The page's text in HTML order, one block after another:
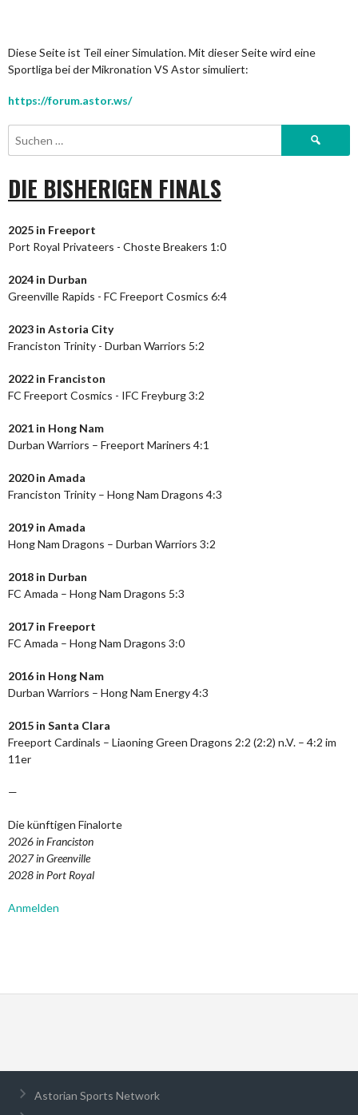
Diese Seite ist Teil einer Simulation. Mit dieser Seite wird eine
Sportliga bei der Mikronation VS Astor simuliert:
https://forum.astor.ws/
Suchen
DIE BISHERIGEN FINALS
2025 in Freeport
Port Royal Privateers - Choste Breakers 1:0
2024 in Durban
Greenville Rapids - FC Freeport Cosmics 6:4
2023 in Astoria City
Franciston Trinity - Durban Warriors 5:2
2022 in Franciston
FC Freeport Cosmics - IFC Freyburg 3:2
2021 in Hong Nam
Durban Warriors – Freeport Mariners 4:1
2020 in Amada
Franciston Trinity – Hong Nam Dragons 4:3
2019 in Amada
Hong Nam Dragons – Durban Warriors 3:2
2018 in Durban
FC Amada – Hong Nam Dragons 5:3
2017 in Freeport
FC Amada – Hong Nam Dragons 3:0
2016 in Hong Nam
Durban Warriors – Hong Nam Energy 4:3
2015 in Santa Clara
Freeport Cardinals – Liaoning Green Dragons 2:2 (2:2) n.V. – 4:2 im
11er
—
Die künftigen Finalorte
2026 in Franciston
2027 in Greenville
2028 in Port Royal
Anmelden
Astorian Sports Network